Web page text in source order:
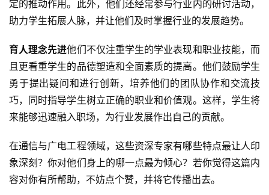
定的推动作用。此外，他们还经常参与行业内的研讨活动，
助力学生拓展人脉，并让他们及时掌握行业的发展趋势。
育人理念先进他们不仅注重学生的学业表现和职业技能，而
且更看重学生的品德塑造和全面素质的提高。他们鼓励学生
勇于提出疑问和进行创新，培养他们的团队协作和交流技
巧，同时指导学生树立正确的职业和价值观。这样，学生将
来能够迅速融入职场，为行业发展作出自己的贡献。
在通信与广电工程领域，这些资深专家有哪些特点最让人印
象深刻？你对他们身上的哪一点最为倾心？若你觉得这篇内
容对你有所帮助，不妨点个赞，并将它传播出去。